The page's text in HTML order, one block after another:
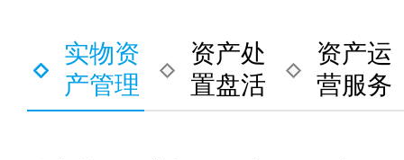
实物资
产管理
资产处
置盘活
资产运
营服务